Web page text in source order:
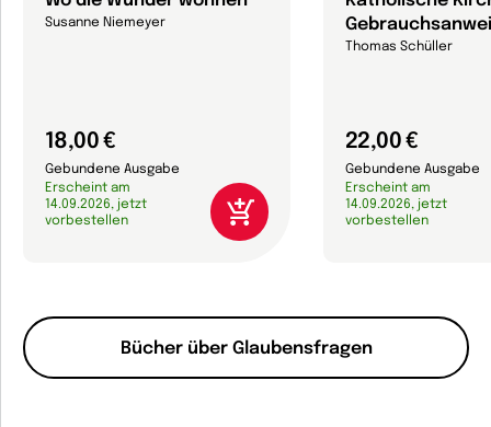
Bücher über Glaubensfragen
Susanne Niemeyer
18,00 €
Gebundene Ausgabe
Erscheint am
14.09.2026, jetzt
vorbestellen
Thomas Schüller
22,00 €
Gebundene Ausgabe
Erscheint am
14.09.2026, jetzt
vorbestellen